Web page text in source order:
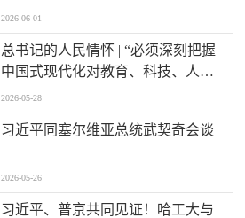
2026-06-01
总书记的人民情怀 | “必须深刻把握
中国式现代化对教育、科技、人才
的需求”
2026-05-28
习近平同塞尔维亚总统武契奇会谈
2026-05-26
习近平、普京共同见证！哈工大与